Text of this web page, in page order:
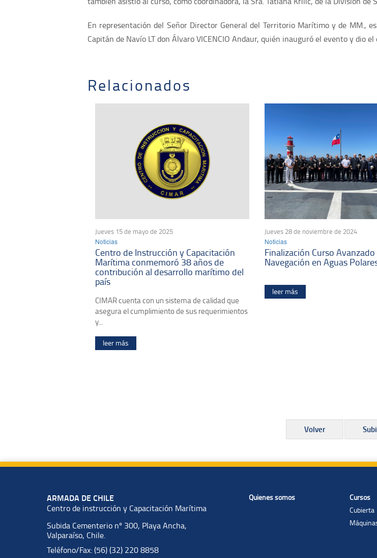
En representación del Señor Director General del Territorio Marítimo y de MM.,
Capitán de Navío LT don Álvaro VICENCIO Andaur, quién inauguró el evento y dio
Relacionados
Jueves 15 de mayo de 2025
Noticias
Centro de Instrucción y Capacitación
Marítima conmemoró 38 años de
contribución al desarrollo marítimo del
país
CIMAR cuenta con un sistema de calidad que
asegura el cumplimiento de sus requerimientos
y...
leer más
Jueves 28 de noviembre de 2024
Noticias
Finalización Curso
Navegación en Aguas
leer más
Volver
ARMADA DE CHILE
Centro de instrucción y Capacitación Marítima
Subida Cementerio nº 300, Playa Ancha,
Valparaíso, Chile.
Teléfono/Fax: (56) (32) 220 8858
Quienes somos
Cursos
Cubierta